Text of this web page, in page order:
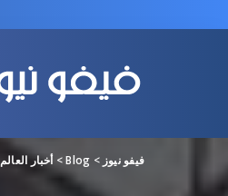
فيفو نيوز >
Blog
>أخبار العالم